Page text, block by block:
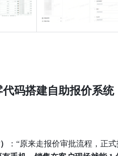
码搭建自助报价系统
：“原来走报价审批流程，正